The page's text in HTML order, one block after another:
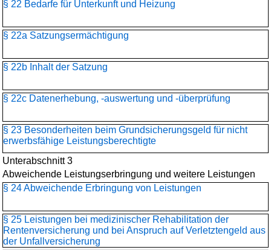
§ 22 Bedarfe für Unterkunft und Heizung
§ 22a Satzungsermächtigung
§ 22b Inhalt der Satzung
§ 22c Datenerhebung, -auswertung und -überprüfung
§ 23 Besonderheiten beim Grundsicherungsgeld für nicht
erwerbsfähige Leistungsberechtigte
Unterabschnitt 3
Abweichende Leistungserbringung und weitere Leistungen
§ 24 Abweichende Erbringung von Leistungen
§ 25 Leistungen bei medizinischer Rehabilitation der
Rentenversicherung und bei Anspruch auf Verletztengeld aus
der Unfallversicherung